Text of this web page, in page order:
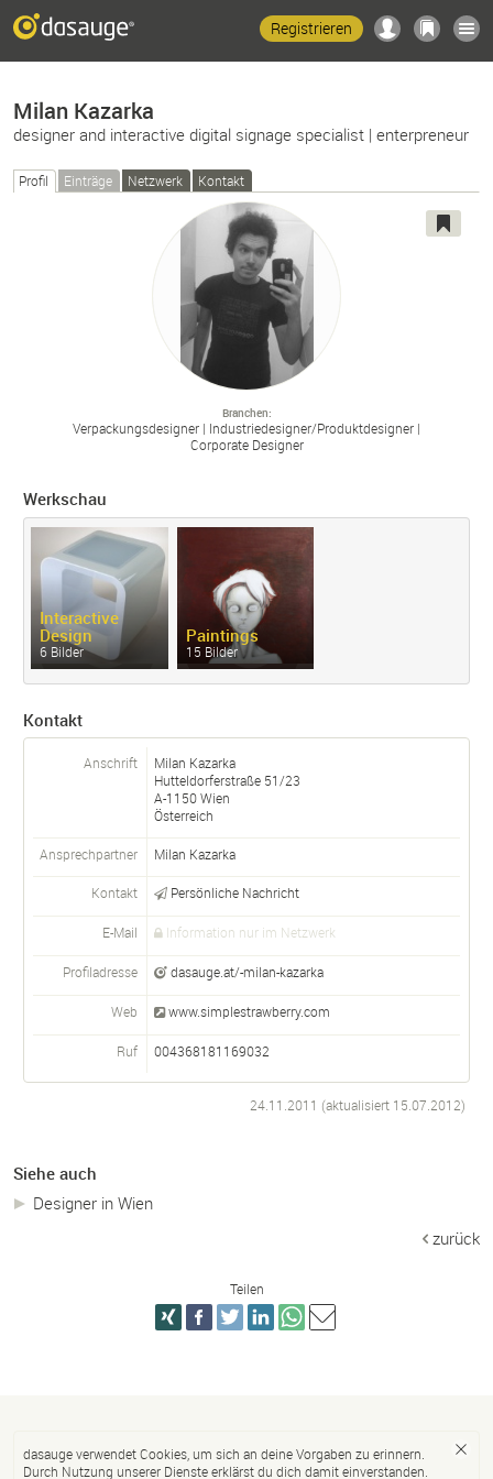
Registrieren
Milan Kazarka
designer and interactive digital signage specialist | enterpreneur
Profil Einträge Netzwerk Kontakt
Branchen
Verpackungsdesigner Industriedesigner/Produktdesigner
Corporate Designer
Werkschau
Interactive
Design
6 Bilder
Paintings
15 Bilder
Kontakt
Anschrift
Milan Kazarka
Hutteldorferstraße 51/23
A-1150Wien
Österreich
Ansprechpartner Milan Kazarka
Kontakt Persönliche Nachricht
E-Mail Information nur im Netzwerk
Profiladresse dasauge.at/-milan-kazarka
Web www.simplestrawberry.com
Ruf 004368181169032
24.11.2011 (aktualisiert 15.07.2012)
Siehe auch
Designer in Wien
zurück
Teilen
dasauge verwendet Cookies, um sich an deine Vorgaben zu erinnern.
Durch Nutzung unserer Dienste erklärst du dich damit einverstanden.